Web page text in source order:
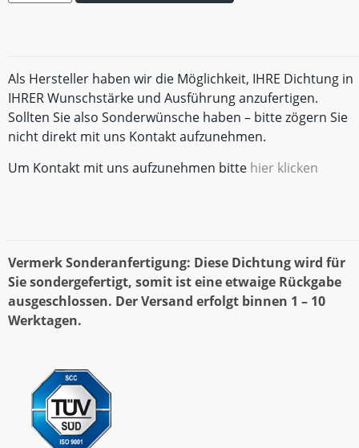
Als Hersteller haben wir die Möglichkeit, IHRE Dichtung in
IHRER Wunschstärke und Ausführung anzufertigen.
Sollten Sie also Sonderwünsche haben – bitte zögern Sie
nicht direkt mit uns Kontakt aufzunehmen.
Um Kontakt mit uns aufzunehmen bitte hier klicken
Vermerk Sonderanfertigung: Diese Dichtung wird für
Sie sondergefertigt, somit ist eine etwaige Rückgabe
ausgeschlossen. Der Versand erfolgt binnen 1 – 10
Werktagen.